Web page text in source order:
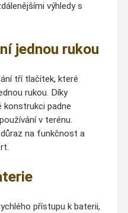
výhledy s
jednou rukou
tří tlačítek, které
rukou. Díky
konstrukci padne
v terénu.
na funkčnost a
přístupu k baterii,